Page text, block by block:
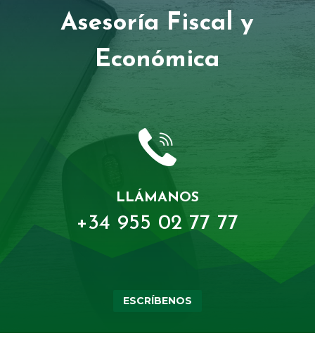
Asesoría Fiscal y
Económica
LLÁMANOS
+34 955 02 77 77
ESCRÍBENOS